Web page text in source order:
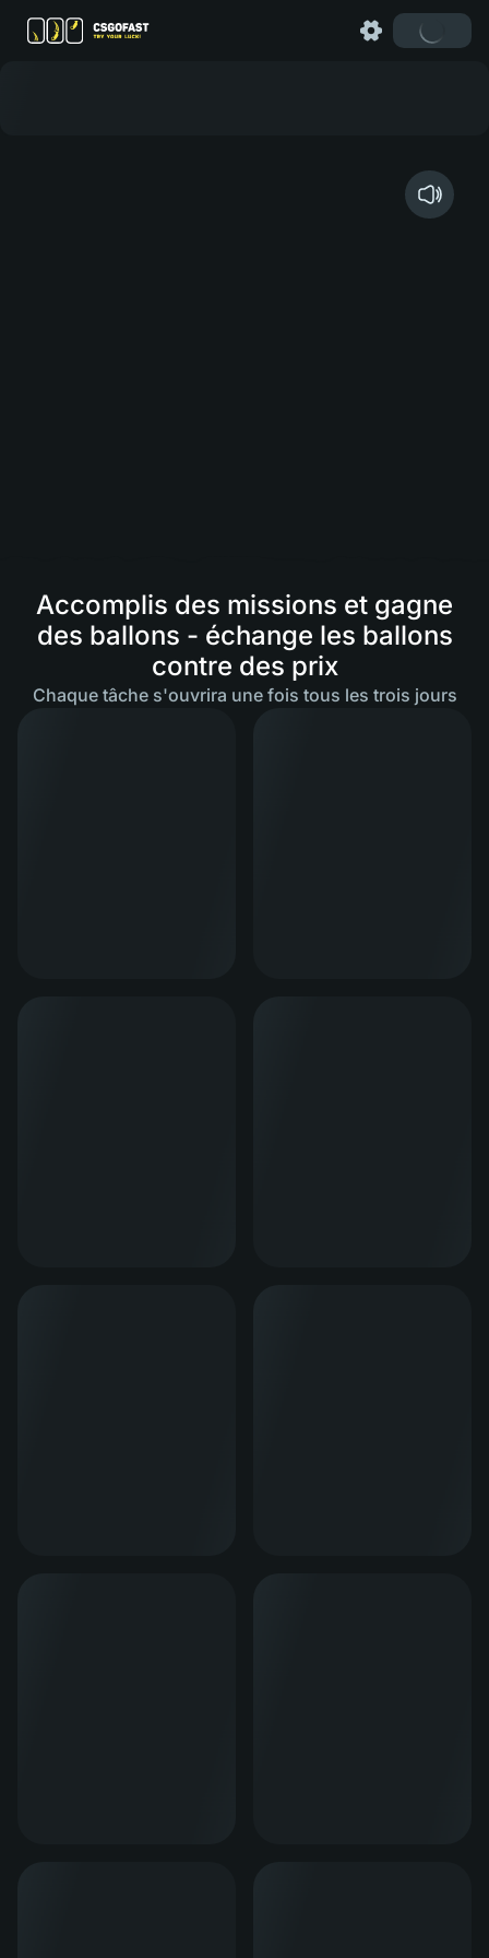
Accomplis des missions et gagne
des ballons - échange les ballons
contre des prix
Chaque tâche s'ouvrira une fois tous les trois jours